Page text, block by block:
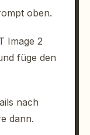
oben.
Image 2
füge den
nach
dann.